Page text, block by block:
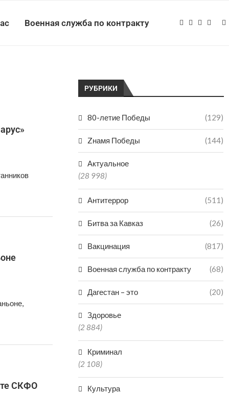
Военная служба по контракту
СКФО
РУБРИКИ
80-летие Победы (129)
Zнамя Победы (144)
Актуальное
(28 998)
Антитеррор (511)
Битва за Кавказ (26)
Вакцинация (817)
Военная служба по контракту (68)
Дагестан – это (20)
Здоровье
(2 884)
Криминал
(2 108)
Культура